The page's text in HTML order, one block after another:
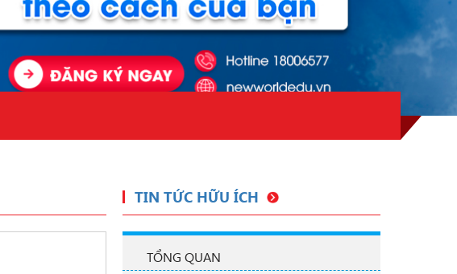
TIN TỨC HỮU ÍCH
TỔNG QUAN